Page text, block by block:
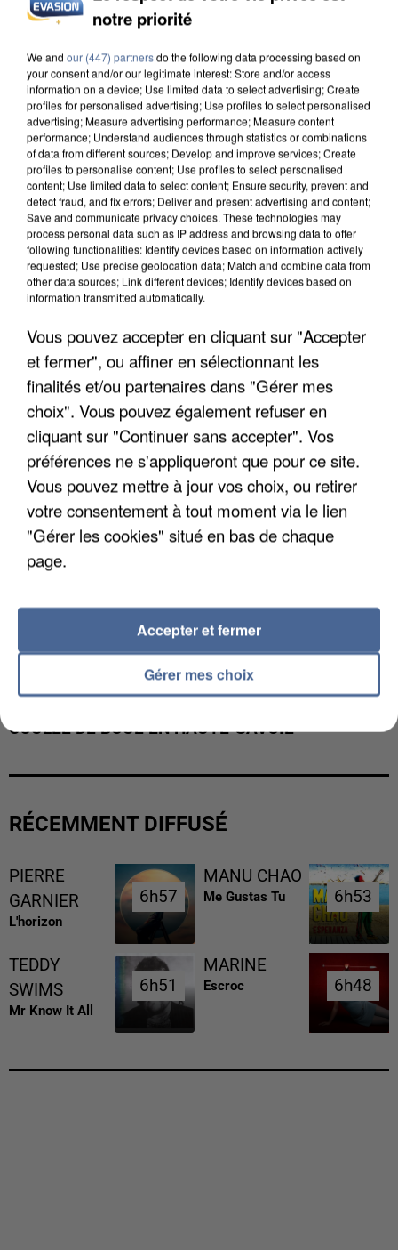
L’UN DES FONDATEURS SUPPOSÉS DE LA DZ
UN SECOND CADRE DE LA DZ MAFIA
INTERPELLÉ EN ALGÉRIE
COULÉE DE BOUE EN HAUTE-SAVOIE
RÉCEMMENT DIFFUSÉ
PIERRE
GARNIER
L'horizon
6h57
6h57
MANU CHAO
Me Gustas Tu 6h53
6h53
TEDDY
SWIMS
Mr Know It All
6h51
6h51
MARINE
Escroc 6h48
6h48
notre priorité
We and our (447) partnersdo the following data processing based on
your consent and/or our legitimate interest: Store and/or access
information on a device; Use limited data to select advertising; Create
profiles for personalised advertising; Use profiles to select personalised
advertising; Measure advertising performance; Measure content
performance; Understand audiences through statistics or combinations
of data from different sources; Develop and improve services; Create
profiles to personalise content; Use profiles to select personalised
content; Use limited data to select content; Ensure security, prevent and
detect fraud, and fix errors; Deliver and present advertising and content;
Save and communicate privacy choices. These technologies may
process personal data such as IP address and browsing data to offer
following functionalities: Identify devices based on information actively
requested; Use precise geolocation data; Match and combine data from
other data sources; Link different devices; Identify devices based on
information transmitted automatically.
Vous pouvez accepter en cliquant sur "Accepter
et fermer", ou affiner en sélectionnant les
finalités et/ou partenaires dans "Gérer mes
choix". Vous pouvez également refuser en
cliquant sur "Continuer sans accepter". Vos
préférences ne s'appliqueront que pour ce site.
Vous pouvez mettre à jour vos choix, ou retirer
votre consentement à tout moment via le lien
"Gérer les cookies" situé en bas de chaque
page.
Gérer mes choix
Accepter et fermer